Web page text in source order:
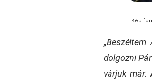
Kép
dolgozni
várjuk már.